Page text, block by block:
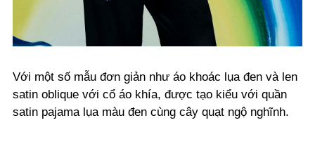
Với một số mẫu đơn giản như áo khoác lụa đen và len
satin oblique với cổ áo khía, được tạo kiểu với quần
satin pajama lụa màu đen cùng cây quạt ngộ nghĩnh.